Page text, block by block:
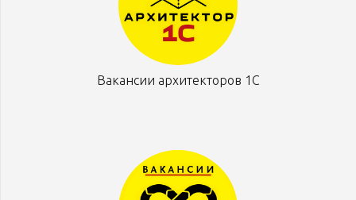
Вакансии архитекторов 1С